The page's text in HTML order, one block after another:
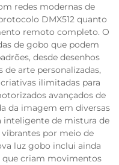
redes modernas de
DMX512 quanto
remoto completo. O
de gobo que podem
desde desenhos
arte personalizadas,
ilimitadas para
avançados de
da imagem em diversas
inteligente de mistura de
por meio de
luz gobo inclui ainda
que criam movimentos